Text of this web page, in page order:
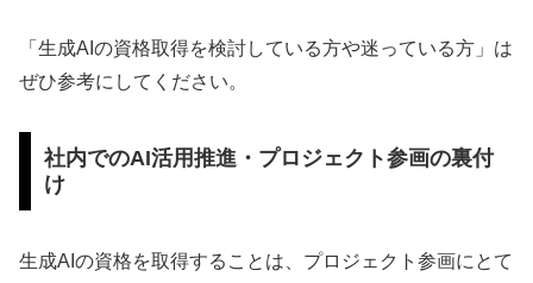
「生成AIの資格取得を検討している方や迷っている方」は
ぜひ参考にしてください。
社内でのAI活用推進・プロジェクト参画の裏付
け
生成AIの資格を取得することは、プロジェクト参画にとて